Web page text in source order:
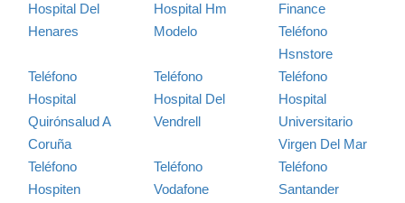
Hospital Del
Henares
Hospital Hm
Modelo
Finance
Teléfono
Hsnstore
Teléfono
Hospital
Quirónsalud A
Coruña
Teléfono
Hospital Del
Vendrell
Teléfono
Hospital
Universitario
Virgen Del Mar
Teléfono
Hospiten
Teléfono
Vodafone
Teléfono
Santander